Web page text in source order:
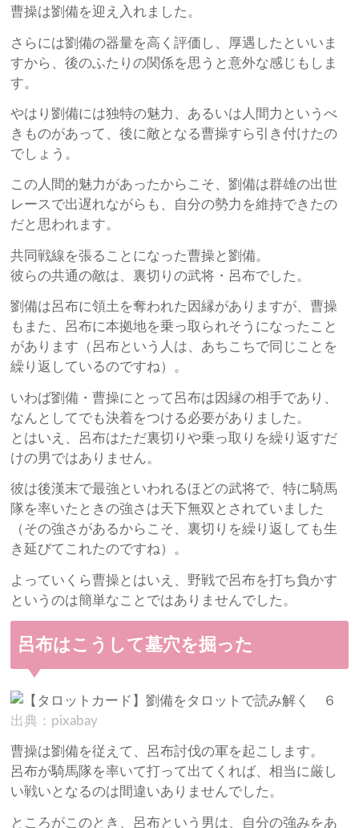
曹操は劉備を迎え入れました。
さらには劉備の器量を高く評価し、厚遇したといいま
すから、後のふたりの関係を思うと意外な感じもしま
す。
やはり劉備には独特の魅力、あるいは人間力というべ
きものがあって、後に敵となる曹操すら引き付けたの
でしょう。
この人間的魅力があったからこそ、劉備は群雄の出世
レースで出遅れながらも、自分の勢力を維持できたの
だと思われます。
共同戦線を張ることになった曹操と劉備。
彼らの共通の敵は、裏切りの武将・呂布でした。
劉備は呂布に領土を奪われた因縁がありますが、曹操
もまた、呂布に本拠地を乗っ取られそうになったこと
があります（呂布という人は、あちこちで同じことを
繰り返しているのですね）。
いわば劉備・曹操にとって呂布は因縁の相手であり、
なんとしてでも決着をつける必要がありました。
とはいえ、呂布はただ裏切りや乗っ取りを繰り返すだ
けの男ではありません。
彼は後漢末で最強といわれるほどの武将で、特に騎馬
隊を率いたときの強さは天下無双とされていました
（その強さがあるからこそ、裏切りを繰り返しても生
き延びてこれたのですね）。
よっていくら曹操とはいえ、野戦で呂布を打ち負かす
というのは簡単なことではありませんでした。
呂布はこうして墓穴を掘った
出典：pixabay
曹操は劉備を従えて、呂布討伐の軍を起こします。
呂布が騎馬隊を率いて打って出てくれば、相当に厳し
い戦いとなるのは間違いありませんでした。
ところがこのとき、呂布という男は、自分の強みをあ